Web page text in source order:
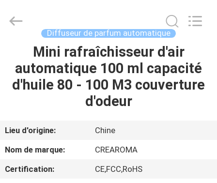
MAISON
PRODUITS
VR
Online
Market.
Diffuseur de parfum automatique
Mini rafraîchisseur d'air
automatique 100 ml capacité
d'huile 80 - 100 M3 couverture
d'odeur
Lieu d'origine:
Chine
Nom de marque:
CREAROMA
Certification:
CE,FCC,RoHS